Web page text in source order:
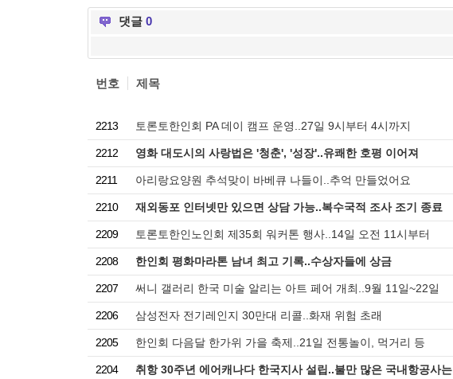
댓글 0
번호 제목
2213 토론토한인회 PA 데이 캠프 운영..27일 9시부터 4시까지
2212 영화 대도시의 사랑법은 '청춘', '성장'..유쾌한 호평 이어져
2211 아리랑요양원 추석맞이 바베큐 나들이..추억 만들었어요
2210 재외동포 인터넷만 있으면 상담 가능..복수국적 조사 조기 종료
2209 토론토한인노인회 제35회 워커톤 행사..14일 오전 11시부터
2208 한인회 평화마라톤 남녀 최고 기록..수상자들에 상금
2207 써니 갤러리 한국 미술 알리는 아트 페어 개최..9월 11일~22일
2206 삼성전자 전기레인지 30만대 리콜..화재 위험 초래
2205 한인회 다음달 한가위 가을 축제..21일 전통놀이, 먹거리 등
2204 취항 30주년 에어캐나다 한국지사 설립..불만 많은 국내항공사는